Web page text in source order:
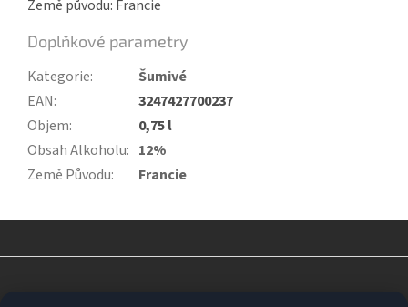
Země původu: Francie
Doplňkové parametry
Kategorie:
Šumivé
EAN:
3247427700237
Objem:
0,75 l
Obsah Alkoholu: 12%
Země Původu: Francie